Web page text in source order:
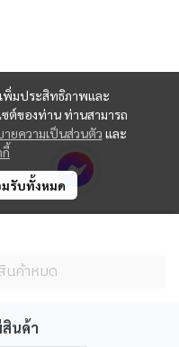
นค้าหมด
นค้า
พิ่มประสิทธิภาพและ
ต์ของท่าน ท่านสามารถ
ายความเป็นส่วนตัว และ
รับทั้งหมด